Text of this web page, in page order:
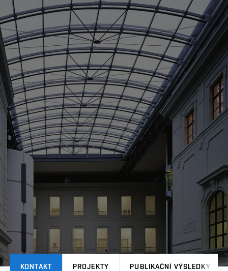
KONTAKT PROJEKTY PUBLIKAČNÍ VÝSLEDKY